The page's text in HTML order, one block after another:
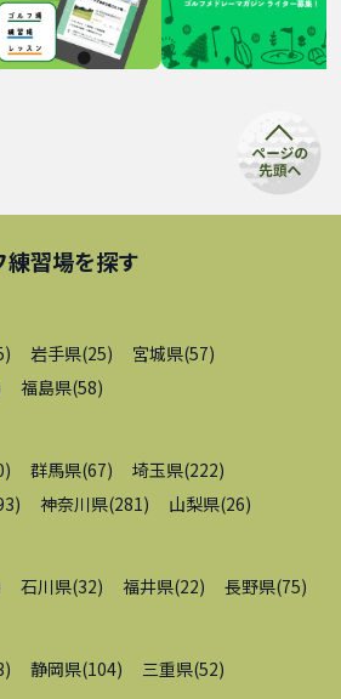
練習場を探す
) 岩手県(25) 宮城県(57)
福島県(58)
) 群馬県(67) 埼玉県(222)
) 神奈川県(281) 山梨県(26)
石川県(32) 福井県(22) 長野県(75)
) 静岡県(104) 三重県(52)